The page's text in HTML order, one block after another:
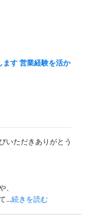
す 営業経験を活か
いただきありがとう
...続きを読む